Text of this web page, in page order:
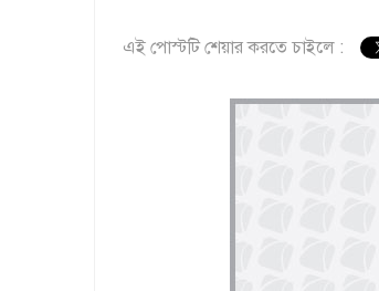
এই পোস্টটি শেয়ার করতে চাইলে :